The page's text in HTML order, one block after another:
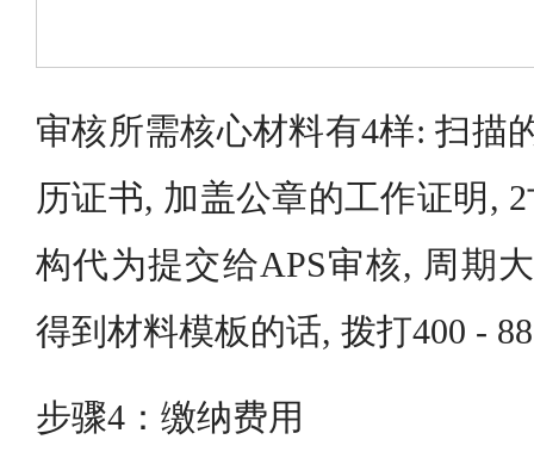
审核所需核心材料有4样: 扫描
历证书, 加盖公章的工作证明,
构代为提交给APS审核, 周期
得到材料模板的话, 拨打400 -
步骤4：缴纳费用